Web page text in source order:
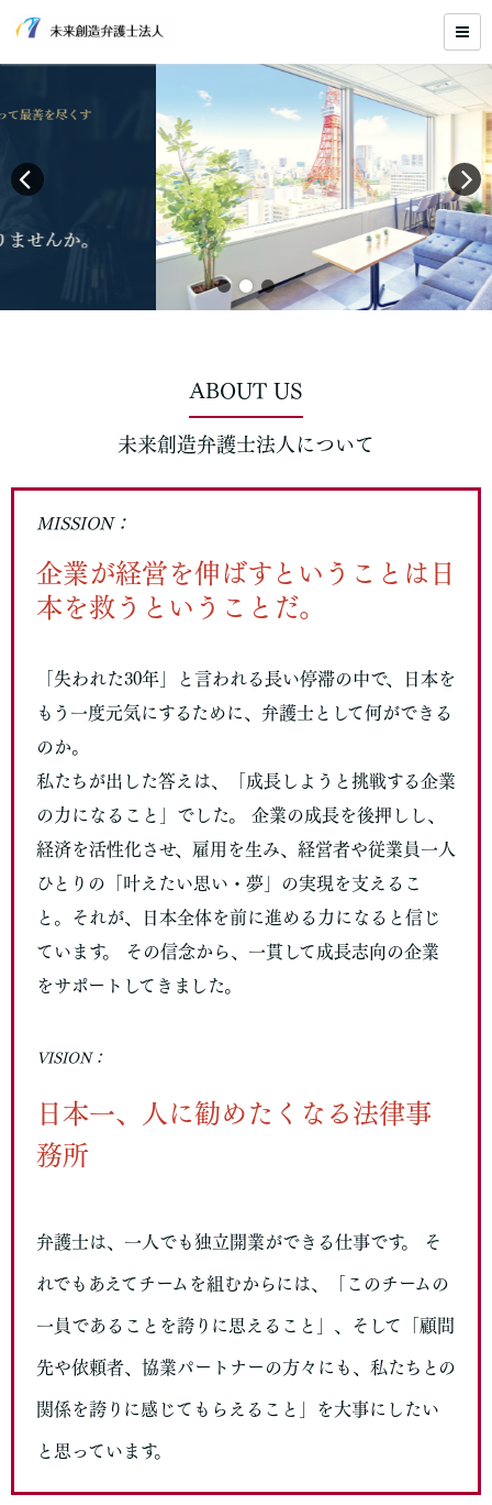
ABOUT US
未来創造弁護士法人について
MISSION：
企業が経営を伸ばすということは日
本を救うということだ。
「失われた30年」と言われる長い停滞の中で、日本を
もう一度元気にするために、弁護士として何ができる
のか。
私たちが出した答えは、「成長しようと挑戦する企業
の力になること」でした。 企業の成長を後押しし、
経済を活性化させ、雇用を生み、経営者や従業員一人
ひとりの「叶えたい思い・夢」の実現を支えるこ
と。それが、日本全体を前に進める力になると信じ
ています。 その信念から、一貫して成長志向の企業
をサポートしてきました。
VISION：
日本一、人に勧めたくなる法律事
務所
弁護士は、一人でも独立開業ができる仕事です。 そ
れでもあえてチームを組むからには、「このチームの
一員であることを誇りに思えること」、そして「顧問
先や依頼者、協業パートナーの方々にも、私たちとの
関係を誇りに感じてもらえること」を大事にしたい
と思っています。